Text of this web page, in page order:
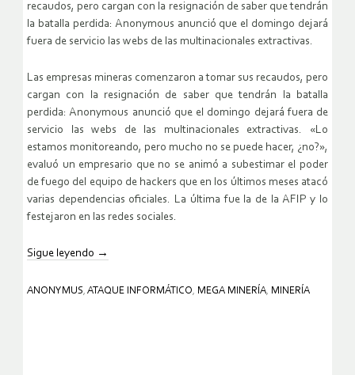
recaudos, pero cargan con la resignación de saber que tendrán
la batalla perdida: Anonymous anunció que el domingo dejará
fuera de servicio las webs de las multinacionales extractivas.
Las empresas mineras comenzaron a tomar sus recaudos, pero
cargan con la resignación de saber que tendrán la batalla
perdida: Anonymous anunció que el domingo dejará fuera de
servicio las webs de las multinacionales extractivas. «Lo
estamos monitoreando, pero mucho no se puede hacer, ¿no?»,
evaluó un empresario que no se animó a subestimar el poder
de fuego del equipo de hackers que en los últimos meses atacó
varias dependencias oficiales. La última fue la de la AFIP y lo
festejaron en las redes sociales.
Sigue leyendo →
ANONYMUS, ATAQUE INFORMÁTICO, MEGA MINERÍA, MINERÍA